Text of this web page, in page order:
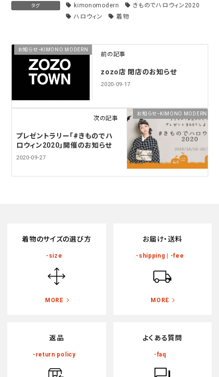
タグ kimonomodern
きものでハロウィン2020
ハロウィン
着物
お知らせｰKIMONO MODERN
前の記事
zozo店 閉店のお知らせ
2020-09-17
お知らせｰKIMONO MODERN
次の記事
プレゼントラリー「#きものでハ
ロウィン2020」開催のお知らせ
2020-09-27
着物のサイズの選び方
-size
MORE
お届け・送料
-shipping | -fee
MORE
返品
-return policy
よくある質問
-faq